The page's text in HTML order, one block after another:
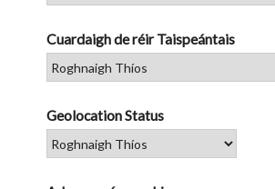
Cuardaigh de réir Taispeántais
Geolocation Status